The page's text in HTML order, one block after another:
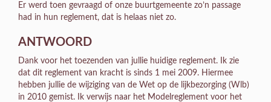
Er werd toen gevraagd of onze buurtgemeente zo’n passage
had in hun reglement, dat is helaas niet zo.
ANTWOORD
Dank voor het toezenden van jullie huidige reglement. Ik zie
dat dit reglement van kracht is sinds 1 mei 2009. Hiermee
hebben jullie de wijziging van de Wet op de lijkbezorging (Wlb)
in 2010 gemist. Ik verwijs naar het Modelreglement voor het